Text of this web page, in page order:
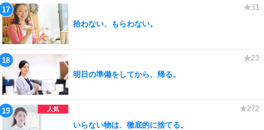
拾わない、もらわない。
明日の準備をしてから、帰る。
いらない物は、徹底的に捨てる。